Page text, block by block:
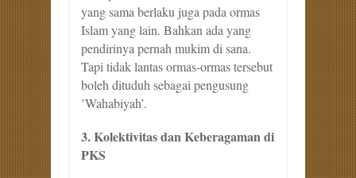
yang sama berlaku juga pada ormas
Islam yang lain. Bahkan ada yang
pendirinya pernah mukim di sana.
Tapi tidak lantas ormas-ormas tersebut
boleh dituduh sebagai pengusung
’Wahabiyah’.
3. Kolektivitas dan Keberagaman di
PKS